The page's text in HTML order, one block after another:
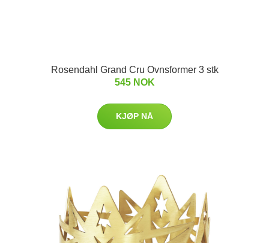
Rosendahl Grand Cru Ovnsformer 3 stk
545 NOK
KJØP NÅ